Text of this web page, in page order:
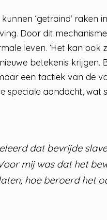
‘getraind’
Door dit
leven. ’Het kan
betekenis
een tactiek van de
speciale aandacht,
dat bevrijde
mij was dat het
hoe beroerd het